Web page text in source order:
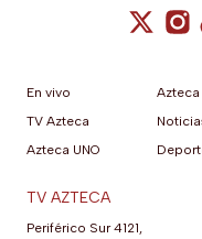
En vivo
TV Azteca
Azteca UNO
Azteca
TV AZTECA
Periférico Sur 4121,